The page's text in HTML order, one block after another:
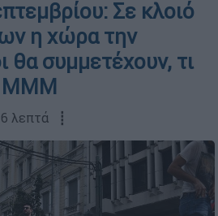
Σε κλοιό
η χώρα την
θα συμμετέχουν, τι
ΜΜΜ
6 λεπτά ┋